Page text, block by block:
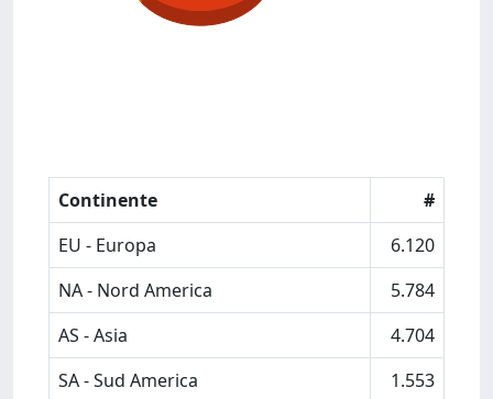
Continente
#
EU - Europa
6.120
NA - Nord America
5.784
AS - Asia
4.704
SA - Sud America
1.553